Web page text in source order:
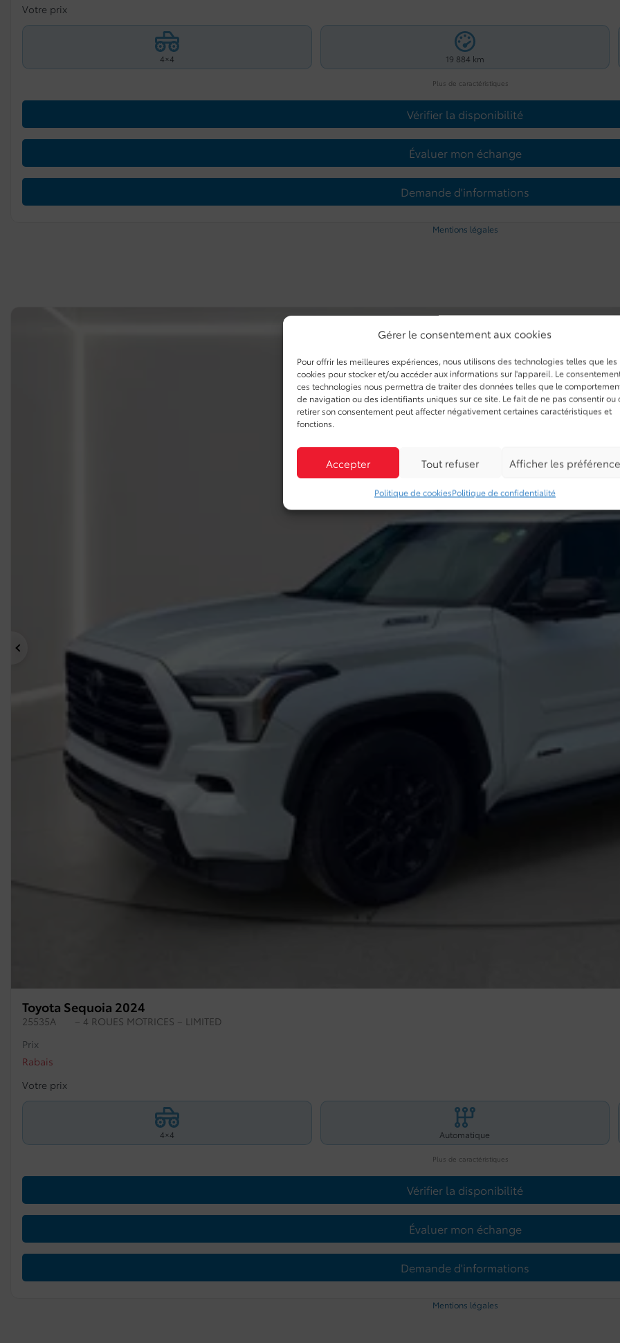
Gérer le consentement aux cookies
Pour offrir les meilleures expériences, nous utilisons des technologies telles que les
cookies pour stocker et/ou accéder aux informations sur l'appareil. Le
ces technologies nous permettra de traiter des données telles que le
de navigation ou des identifiants uniques sur ce site. Le fait de ne pas consentir ou
retirer son consentement peut affecter négativement certaines caractéristiques et
fonctions.
Accepter Tout refuser Afficher les
Politique de cookiesPolitique de confidentialité
Votre prix
4×4 19 884 km
Plus de caractéristiques
Vérifier la disponibilité
Évaluer mon échange
Demande d'informations
Mentions légales
Précédent
Toyota Sequoia 2024
25535A
– 4 ROUES MOTRICES – LIMITED
Prix
Rabais
Votre prix
4×4 Automatique
Plus de caractéristiques
Vérifier la disponibilité
Évaluer mon échange
Demande d'informations
Mentions légales